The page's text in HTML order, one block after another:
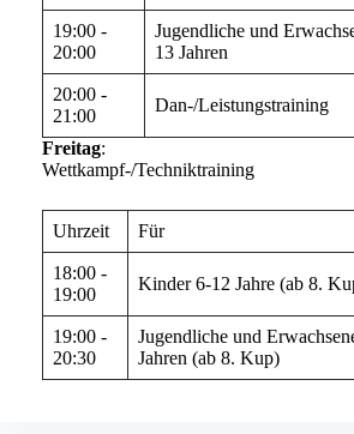
19:00 -
20:00
Jugendliche und
13 Jahren
20:00 -
21:00
Dan-/Leistungstraining
Freitag:
Wettkampf-/Techniktraining
Uhrzeit Für
18:00 -
19:00
Kinder 6-12 Jahre (ab 8.
19:00 -
20:30
Jugendliche und
Jahren (ab 8. Kup)